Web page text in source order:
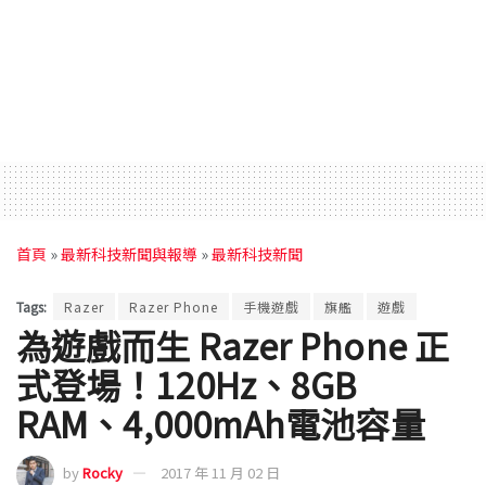
首頁 »最新科技新聞與報導 »最新科技新聞
Tags: Razer Razer Phone 手機遊戲 旗艦 遊戲
為遊戲而生 Razer Phone 正
式登場！120Hz、8GB
RAM、4,000mAh電池容量
byRocky 2017 年 11 月 02 日